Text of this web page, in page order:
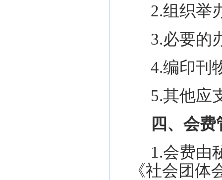
2.组织举
3.必要的
4.编印刊
5.其他应
四、会费
1.会费由
《社会团体